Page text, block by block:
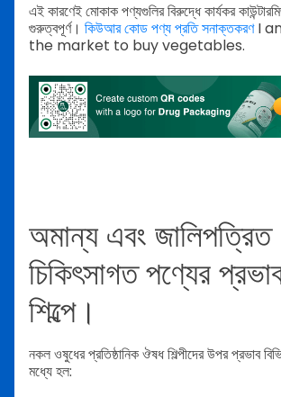
এই কারণেই মোকাক পণ্যগুলির বিরুদ্ধে কার্যকর
গুরুত্বপূর্ণ। কিউআর কোড পণ্য প্রতি সনাক্তকরণI
the market to buy vegetables.
অমান্য এবং জালিপত্রিত
চিকিৎসাগত পণ্যের
শিল্পে।
নকল ওষুধের প্রতিষ্ঠানিক ঔষধ শিল্পীদের উপর প্রভাব
মধ্যে হল: